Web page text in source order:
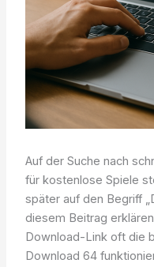
Auf der Suche nach
für kostenlose Spiele
später auf den Begriff
diesem Beitrag
Download-Link oft die
Download 64